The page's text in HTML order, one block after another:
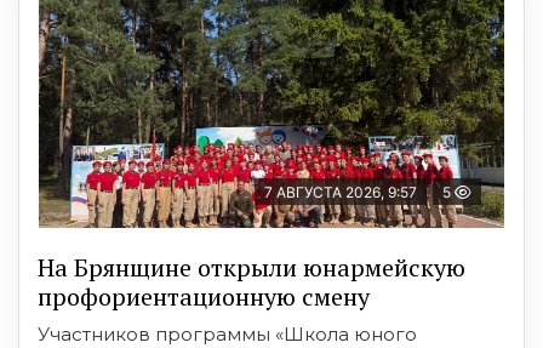
7 АВГУСТА 2026, 9:57 5
На Брянщине открыли юнармейскую
профориентационную смену
Участников программы «Школа юного